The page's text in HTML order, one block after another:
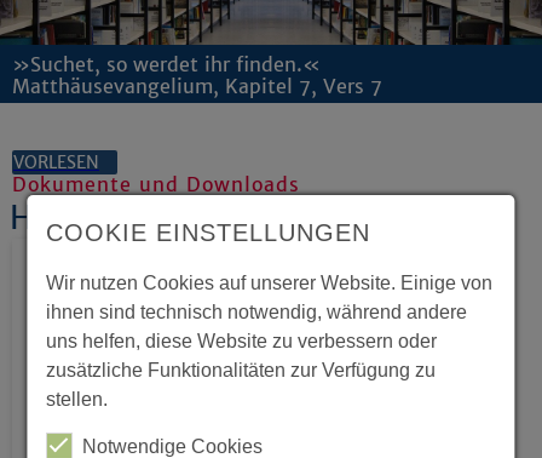
»Suchet, so werdet ihr finden.«
Matthäusevangelium, Kapitel 7, Vers 7
VORLESEN
Dokumente und Downloads
Hauptvorlage Christen und Juden
COOKIE EINSTELLUNGEN
Wir nutzen Cookies auf unserer Website. Einige von
ihnen sind technisch notwendig, während andere
uns helfen, diese Website zu verbessern oder
zusätzliche Funktionalitäten zur Verfügung zu
stellen.
Notwendige Cookies